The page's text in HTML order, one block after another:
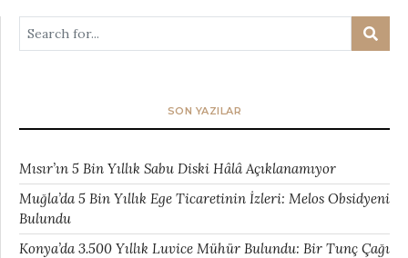
SON YAZILAR
Mısır’ın 5 Bin Yıllık Sabu Diski Hâlâ Açıklanamıyor
Muğla’da 5 Bin Yıllık Ege Ticaretinin İzleri: Melos Obsidyeni
Bulundu
Konya’da 3.500 Yıllık Luvice Mühür Bulundu: Bir Tunç Çağı